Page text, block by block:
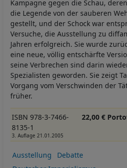
Kampagne gegen die Schau,
die Legende von der sauberen
gestellt, und der Schock war
Versuche, die Ausstellung zu
Jahren erfolgreich. Sie wurde
eine neue, völlig entschärfte
seine Verbrechen sind darin
Spezialisten geworden. Sie zeigt
Vorgang vom Verschwinden der
früher.
ISBN 978-3-7466-
8135-1
3. Auflage 21.01.2005
22,00 €
Ausstellung
Debatte